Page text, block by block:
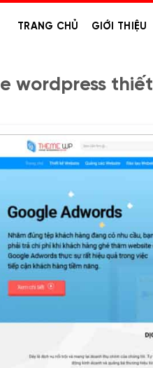
TRANG CHỦ GIỚI THIỆU
wordpress